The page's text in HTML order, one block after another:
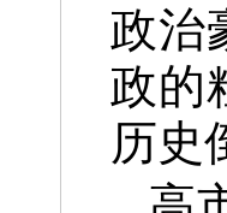
政治
政的
历史